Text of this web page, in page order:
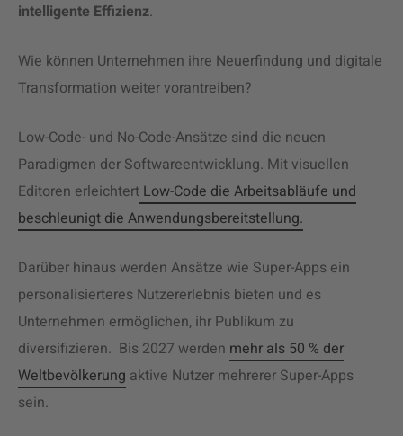
intelligente Effizienz.
Wie können Unternehmen ihre Neuerfindung und digitale
Transformation weiter vorantreiben?
Low-Code- und No-Code-Ansätze sind die neuen
Paradigmen der Softwareentwicklung. Mit visuellen
Editoren erleichtert Low-Code die Arbeitsabläufe und
beschleunigt die Anwendungsbereitstellung.
Darüber hinaus werden Ansätze wie Super-Apps ein
personalisierteres Nutzererlebnis bieten und es
Unternehmen ermöglichen, ihr Publikum zu
diversifizieren. Bis 2027 werden mehr als 50 % der
Weltbevölkerung aktive Nutzer mehrerer Super-Apps
sein.